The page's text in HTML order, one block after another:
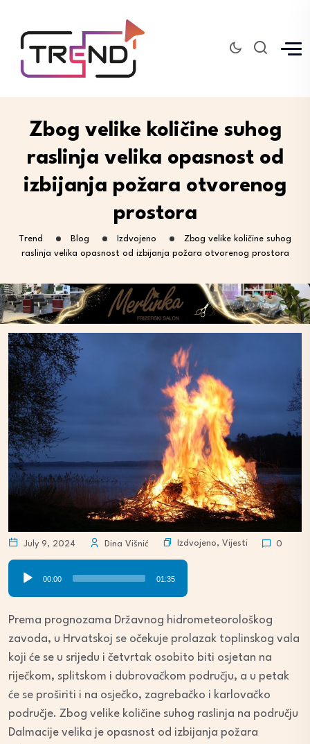
Zbog velike količine suhog
raslinja velika opasnost od
izbijanja požara otvorenog
prostora
Trend Blog Izdvojeno
Zbog velike količine suhog
raslinja velika opasnost od izbijanja požara otvorenog prostora
July 9, 2024 Dina Višnić Izdvojeno, Vijesti 0
Audio
Player
00:00 01:35
Prema prognozama Državnog hidrometeorološkog
zavoda, u Hrvatskoj se očekuje prolazak toplinskog vala
koji će se u srijedu i četvrtak osobito biti osjetan na
riječkom, splitskom i dubrovačkom području, a u petak
će se proširiti i na osječko, zagrebačko i karlovačko
područje. Zbog velike količine suhog raslinja na području
Dalmacije velika je opasnost od izbijanja požara